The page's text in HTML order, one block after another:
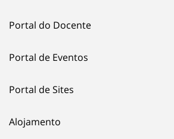
Portal do Docente
Portal de Eventos
Portal de Sites
Alojamento